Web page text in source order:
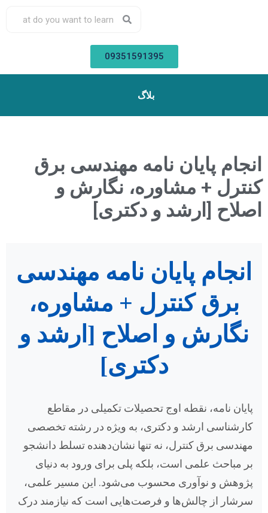
09351591395
بلاگ
انجام پایان نامه مهندسی برق
کنترل + مشاوره، نگارش و
اصلاح [ارشد و دکتری]
انجام پایان نامه مهندسی
برق کنترل + مشاوره،
نگارش و اصلاح [ارشد و
دکتری]
پایان نامه، نقطه اوج تحصیلات تکمیلی در مقاطع
کارشناسی ارشد و دکتری، به ویژه در رشته تخصصی
مهندسی برق کنترل، نه تنها نشان‌دهنده تسلط دانشجو
بر مباحث علمی است، بلکه پلی برای ورود به دنیای
پژوهش و نوآوری محسوب می‌شود. این مسیر علمی،
سرشار از چالش‌ها و فرصت‌هایی است که نیازمند درک